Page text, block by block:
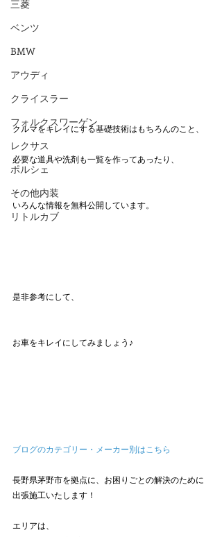
三菱
ベンツ
BMW
アウディ
クライスラー
フォルクスワーゲン
レクサス
ポルシェ
その他内装
リトルカブ
クルマをキレイにする基礎技術はもちろんのこと、
必要な道具や洗剤も一覧を作ってあったり、
いろんな情報を無料公開しています。
是非参考にして、
お車をキレイにしてみましょう♪
ブログのカテゴリー・メーカー別はこちら
長野県茅野市を拠点に、お困りごとの解決のために
出張施工いたします！
エリアは、